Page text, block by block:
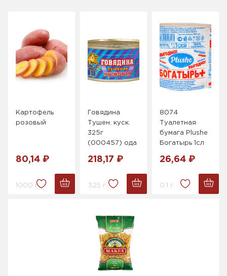
Картофель
розовый
80,14 ₽
1000 г.
Говядина
Тушен. куск.
325г
(000457) ода
218,17 ₽
325 г.
8074
Туалетная
бумага Plushe
Богатырь 1сл
26,64 ₽
0.1 г.